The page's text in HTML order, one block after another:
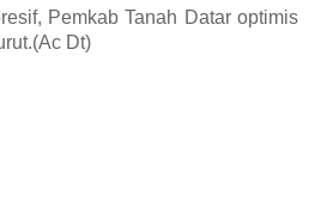
Pemkab Tanah Datar optimis
Dt)